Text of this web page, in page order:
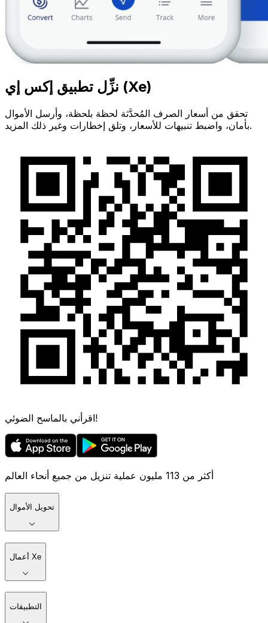
نزِّل تطبيق إكس إي (Xe)
تحقق من أسعار الصرف المُحدَّثة لحظة بلحظة، وأرسل الأموال
بأمان، واضبط تنبيهات للأسعار، وتلق إخطارات وغير ذلك المزيد.
اقرأني بالماسح الضوئي!
أكثر من 113 مليون عملية تنزيل من جميع أنحاء العالم
تحويل الأموال
أعمال Xe
التطبيقات